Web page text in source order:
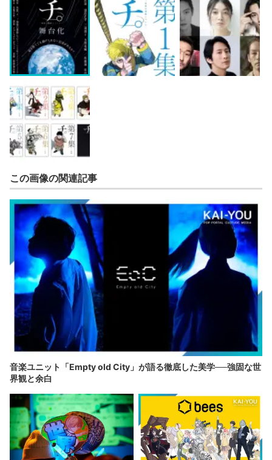
この画像の関連記事
音楽ユニット「Empty old City」が語る徹底した美学──強固な世
界観と余白